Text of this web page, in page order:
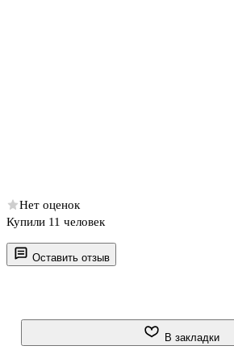
Оставить отзыв
Нет оценок
Купили 11 человек
В закладки